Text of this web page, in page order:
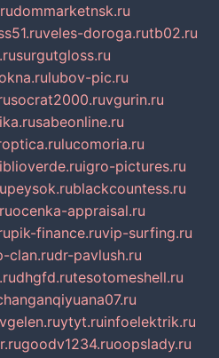
dommarketnsk.ru
veles-doroga.rutb02.ru
surgutgloss.ru
lubov-pic.ru
socrat2000.ruvgurin.ru
sabeonline.ru
lucomoria.ru
igro-pictures.ru
peysok.rublackcountess.ru
ocenka-appraisal.ru
pik-finance.ruvip-surfing.ru
clan.rudr-pavlush.ru
dhgfd.rutesotomeshell.ru
ytyt.ruinfoelektrik.ru
goodv1234.ruoopslady.ru